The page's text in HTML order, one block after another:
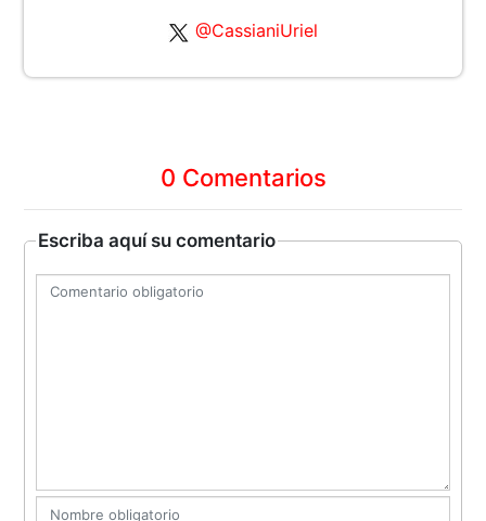
@CassianiUriel
0 Comentarios
Escriba aquí su comentario